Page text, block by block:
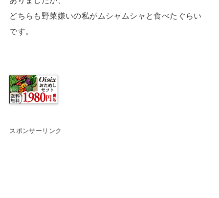
どちらも野菜嫌いの私がムシャムシャと食べたぐらい
です。
スポンサーリンク